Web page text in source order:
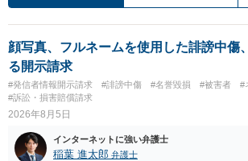
顔写真、フルネームを使用した誹謗中傷
る開示請求
#発信者情報開示請求 #誹謗中傷 #名誉毀損 #被害者
#
#訴訟・損害賠償請求
2026年8月5日
インターネットに強い弁護士
稲葉 進太郎 弁護士